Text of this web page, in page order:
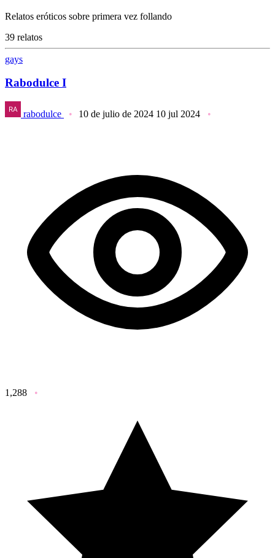
Relatos eróticos sobre primera vez follando
39 relatos
gays
Rabodulce I
rabodulce 10 de julio de 2024 10 jul 2024
1,288